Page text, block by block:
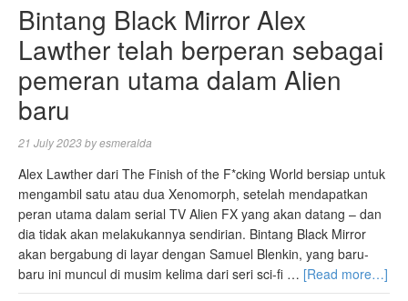
Bintang Black Mirror Alex
Lawther telah berperan sebagai
pemeran utama dalam Alien
baru
21 July 2023byesmeralda
Alex Lawther dari The Finish of the F*cking World bersiap untuk
mengambil satu atau dua Xenomorph, setelah mendapatkan
peran utama dalam serial TV Alien FX yang akan datang – dan
dia tidak akan melakukannya sendirian. Bintang Black Mirror
akan bergabung di layar dengan Samuel Blenkin, yang baru-
baru ini muncul di musim kelima dari seri sci-fi … [Read more…]